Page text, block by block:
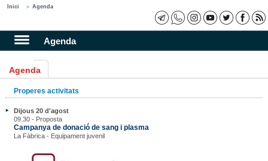
Inici Agenda
Agenda
Agenda
Properes activitats
Dijous 20 d'agost
09.30 - Proposta
Campanya de donació de sang i plasma
La Fàbrica - Equipament juvenil